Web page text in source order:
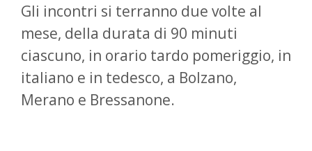
Gli incontri si terranno due volte al
mese, della durata di 90 minuti
ciascuno, in orario tardo pomeriggio, in
italiano e in tedesco, a Bolzano,
Merano e Bressanone.